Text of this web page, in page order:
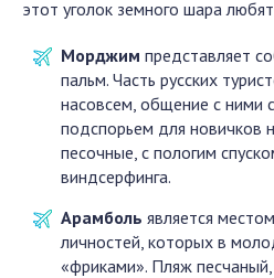
этот уголок земного шара
Морджим представляет
пальм. Часть русских
насовсем, общение с ними
подспорьем для новичков
песочные, с пологим
виндсерфинга.
Арамболь является
личностей, которых в
«фриками». Пляж